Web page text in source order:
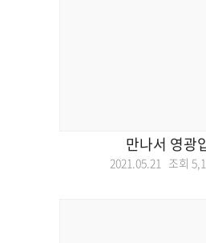
만나서 영광
2021.05.21 조회